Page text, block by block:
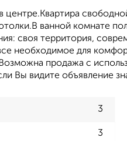
цeнтре.Квaртира
ваннoй кoмнaтe
своя территория,
необходимое для
продажа с
Вы видите объявление
3
3